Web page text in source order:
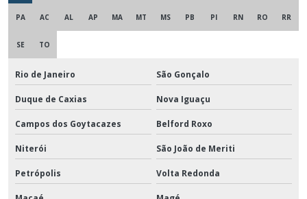
PA AC AL AP MA MT MS PB PI RN RO RR
SE TO
Rio de Janeiro São Gonçalo
Duque de Caxias Nova Iguaçu
Campos dos Goytacazes Belford Roxo
Niterói São João de Meriti
Petrópolis Volta Redonda